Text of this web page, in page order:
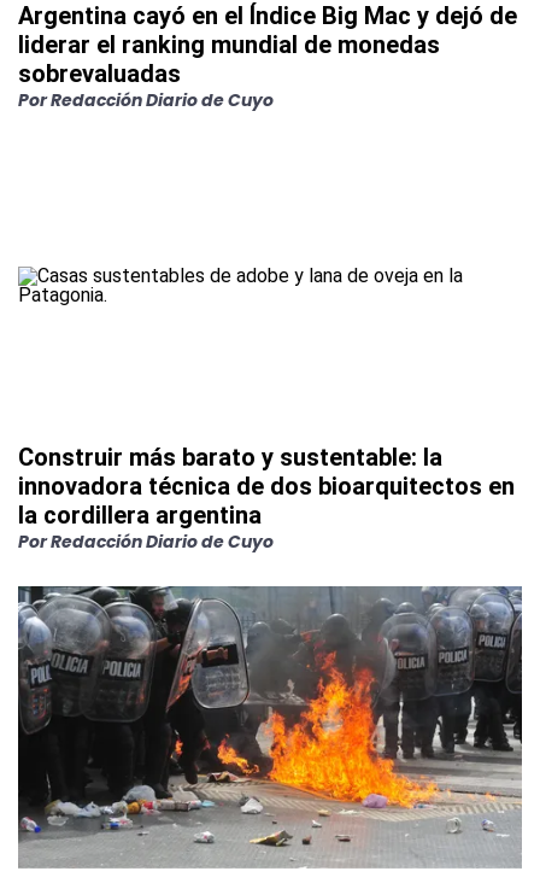
Argentina cayó en el Índice Big Mac y dejó de
liderar el ranking mundial de monedas
sobrevaluadas
PorRedacción Diario de Cuyo
Construir más barato y sustentable: la
innovadora técnica de dos bioarquitectos en
la cordillera argentina
PorRedacción Diario de Cuyo